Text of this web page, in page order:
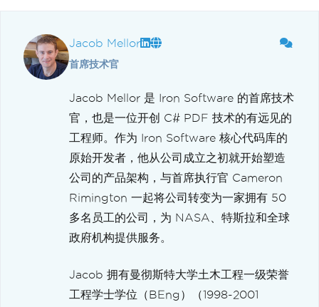
Jacob Mellor
首席技术官
Jacob Mellor 是 Iron Software 的首席技术
官，也是一位开创 C# PDF 技术的有远见的
工程师。作为 Iron Software 核心代码库的
原始开发者，他从公司成立之初就开始塑造
公司的产品架构，与首席执行官 Cameron
Rimington 一起将公司转变为一家拥有 50
多名员工的公司，为 NASA、特斯拉和全球
政府机构提供服务。
Jacob 拥有曼彻斯特大学土木工程一级荣誉
工程学士学位（BEng）（1998-2001